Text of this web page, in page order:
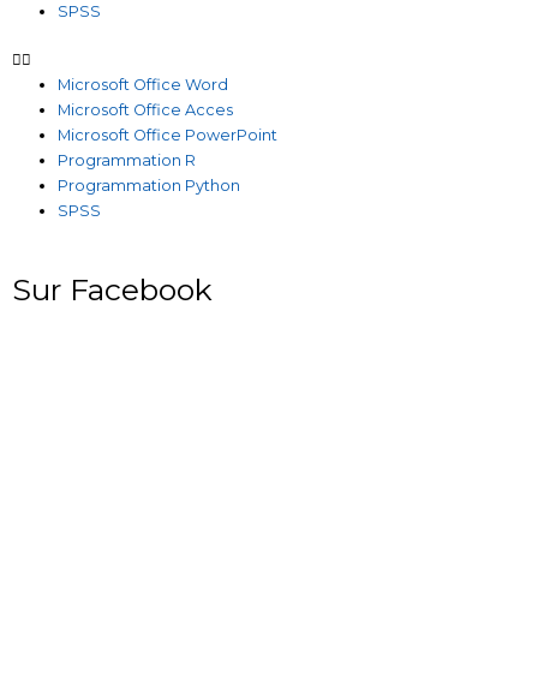
SPSS
Microsoft Office Word
Microsoft Office Acces
Microsoft Office PowerPoint
Programmation R
Programmation Python
SPSS
Sur Facebook